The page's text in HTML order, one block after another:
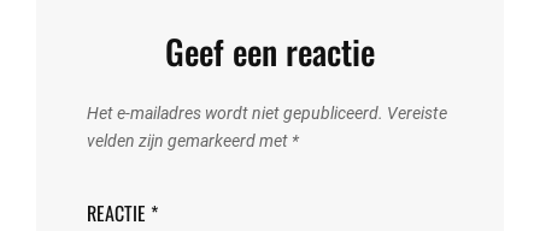
Geef een reactie
Het e-mailadres wordt niet gepubliceerd. Vereiste
velden zijn gemarkeerd met *
REACTIE *